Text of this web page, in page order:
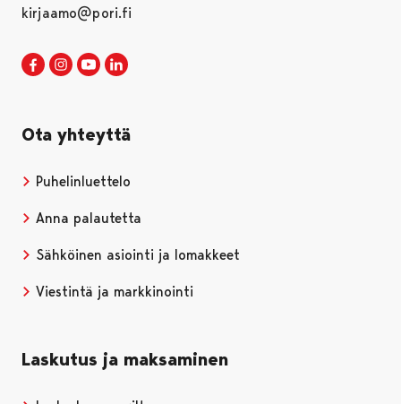
kirjaamo@pori.fi
Porin kaupunki Facebookissa
Avautuu uudessa välilehdessä
Porin kaupunki Instagramissa
Avautuu uudessa välilehdessä
Porin kaupunki Youtubessa
Avautuu uudessa välilehdessä
Ota yhteyttä
Puhelinluettelo
Anna palautetta
Sähköinen asiointi ja lomakkeet
Viestintä ja markkinointi
Laskutus ja maksaminen